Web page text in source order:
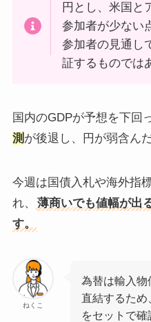
円とし、米国と
参加者が少ない
参加者の見通し
証するものでは
国内のGDPが予想を下回
測 が後退し、円が弱含ん
今週は国債入札や海外指
れ、
薄商いでも値幅が出
す。
ねくこ
為替は輸入物
直結するた
をセットで確